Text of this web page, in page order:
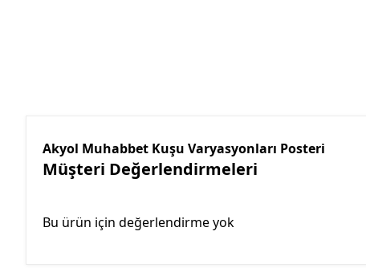
Akyol Muhabbet Kuşu Varyasyonları Posteri
Müşteri Değerlendirmeleri
Bu ürün için değerlendirme yok